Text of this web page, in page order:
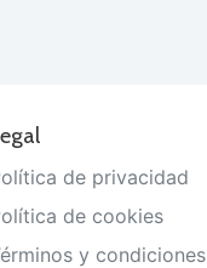
de privacidad
de cookies
y condiciones